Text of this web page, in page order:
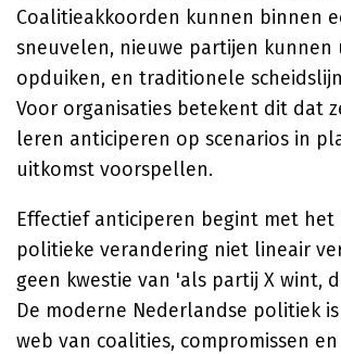
Coalitieakkoorden kunnen binnen
sneuvelen, nieuwe partijen
opduiken, en traditionele
Voor organisaties betekent dit dat
leren anticiperen op scenarios in
uitkomst voorspellen.
Effectief anticiperen begint met
politieke verandering niet lineair
geen kwestie van 'als partij X wint,
De moderne Nederlandse politiek
web van coalities, compromissen